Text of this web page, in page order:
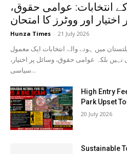
انتخابات: عوامی حقوق،
اور ووٹرز کا امتحان
Hunza Times - 21 July 2026
میں ہونے والے انتخابات ایک معمول
بلکہ عوامی حقوق، وسائل پر اختیار،
سیاسی...
High Entry
Park Upset
20 July 2026
Sustainable